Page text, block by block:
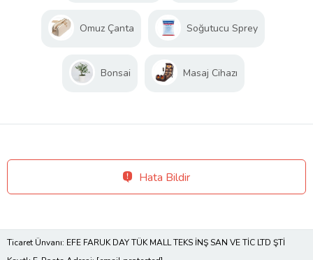
Omuz Çanta Soğutucu Sprey
Bonsai Masaj Cihazı
Hata Bildir
Ticaret Ünvanı: EFE FARUK DAY TÜK MALL TEKS İNŞ SAN VE TİC LTD ŞTİ